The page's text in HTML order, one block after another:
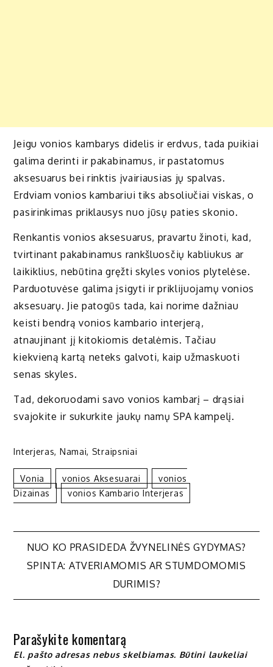
Jeigu vonios kambarys didelis ir erdvus, tada puikiai
galima derinti ir pakabinamus, ir pastatomus
aksesuarus bei rinktis įvairiausias jų spalvas.
Erdviam vonios kambariui tiks absoliučiai viskas, o
pasirinkimas priklausys nuo jūsų paties skonio.
Renkantis vonios aksesuarus, pravartu žinoti, kad,
tvirtinant pakabinamus rankšluosčių kabliukus ar
laikiklius, nebūtina gręžti skyles vonios plytelėse.
Parduotuvėse galima įsigyti ir priklijuojamų vonios
aksesuarų. Jie patogūs tada, kai norime dažniau
keisti bendrą vonios kambario interjerą,
atnaujinant jį kitokiomis detalėmis. Tačiau
kiekvieną kartą neteks galvoti, kaip užmaskuoti
senas skyles.
Tad, dekoruodami savo vonios kambarį – drąsiai
svajokite ir sukurkite jaukų namų SPA kampelį.
Interjeras, Namai, Straipsniai
Vonia Vonios Aksesuarai
Vonios
Dizainas
Vonios Kambario Interjeras
Navigacija
NUO KO PRASIDEDA ŽVYNELINĖS GYDYMAS?
SPINTA: ATVERIAMOMIS AR STUMDOMOMIS
DURIMIS?
Parašykite komentarą
El. pašto adresas nebus skelbiamas. Būtini laukeliai